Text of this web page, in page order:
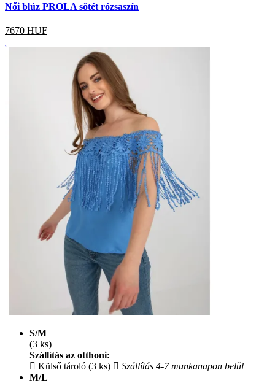
Női blúz PROLA sötét rózsaszín
7670 HUF
S/M
(3 ks)
Szállítás az otthoni:
Külső tároló (3 ks)
Szállítás 4-7 munkanapon belül
M/L